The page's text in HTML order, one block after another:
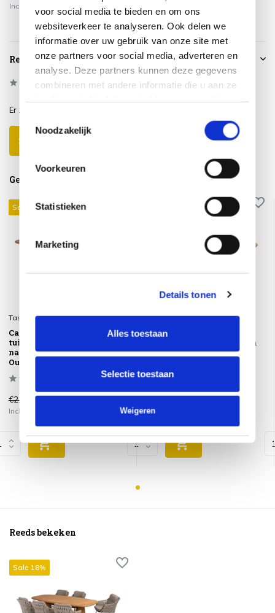
voor social media te bieden en om ons
websiteverkeer te analyseren. Ook delen we
informatie over uw gebruik van onze site met
onze partners voor social media, adverteren en
analyse. Deze partners kunnen deze gegevens
combineren met andere informatie die u aan ze
Noodzakelijk
Voorkeuren
Statistieken
Marketing
Details tonen
Alles toestaan
Selectie toestaan
Weigeren
Incl. btw Incl. btw
Reviews
0/5 Based on 0 reviews
Er zijn nog geen reviews geschreven over dit product..
Schrijf je eigen review
Gerelateerde producten
Sale 25%
Taste 4SO
Capri barrel dining
tuintafel 240x110xH75 cm
naturel teak 4 Seasons
Outdoor
€2.368,00
Incl. btw
Taste 4SO
Capri barrel dining
tuintafel 240x110xH75 cm
naturel teak 4 Seasons
Incl. btw
Reeds bekeken
Sale 18%